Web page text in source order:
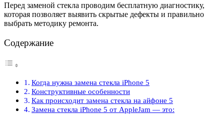
Перед заменой стекла проводим бесплатную диагностику,
которая позволяет выявить скрытые дефекты и правильно
выбрать методику ремонта.
Содержание
Когда нужна замена стекла iPhone 5
Конструктивные особенности
Как происходит замена стекла на айфоне 5
Замена стекла iPhone 5 от AppleJam — это: